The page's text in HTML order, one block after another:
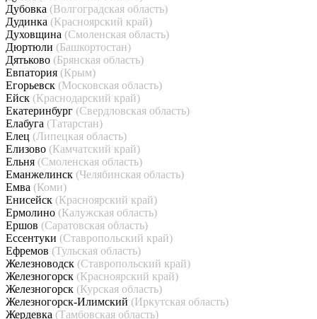
Дубовка (Волгоградская область)
Дудинка (Красноярский край)
Духовщина (Смоленская область)
Дюртюли (Башкортостан)
Дятьково (Брянская область)
Евпатория (Крым)
Егорьевск (Московская область)
Ейск (Краснодарский край)
Екатеринбург (Свердловская область)
Елабуга (Татарстан)
Елец (Липецкая область)
Елизово (Камчатский край)
Ельня (Смоленская область)
Еманжелинск (Челябинская область)
Емва (Коми)
Енисейск (Красноярский край)
Ермолино (Калужская область)
Ершов (Саратовская область)
Ессентуки (Ставропольский край)
Ефремов (Тульская область)
Железноводск (Ставропольский край)
Железногорск (Красноярский край)
Железногорск (Курская область)
Железногорск-Илимский (Иркутская область)
Жердевка (Тамбовская область)